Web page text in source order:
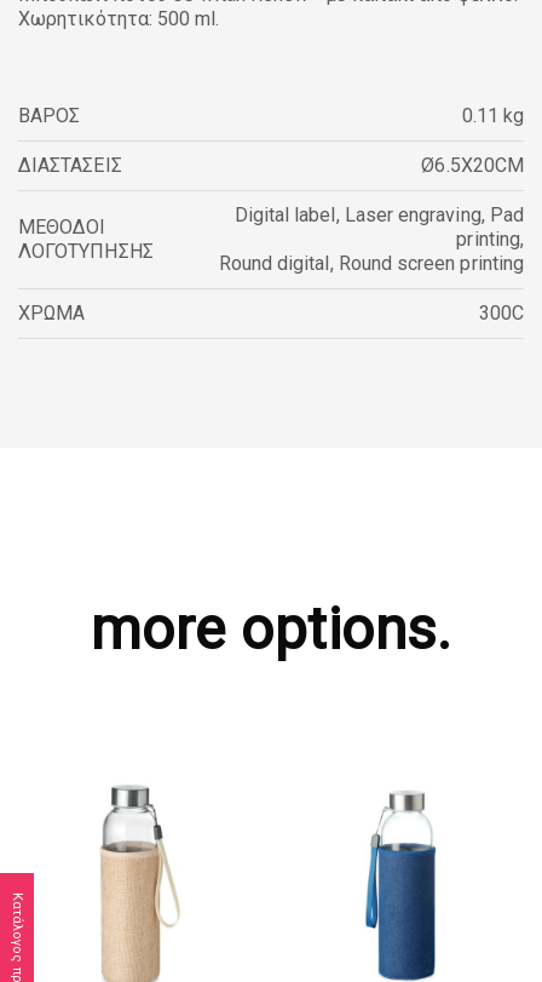
Χωρητικότητα: 500 ml.
ΒΑΡΟΣ 0.11 kg
ΔΙΑΣΤΑΣΕΙΣ Ø6.5X20CM
ΜΕΘΟΔΟΙ
ΛΟΓΟΤΥΠΗΣΗΣ
Digital label , Laser engraving, Pad
printing,
Round digital , Round screen printing
ΧΡΩΜΑ 300C
more options.